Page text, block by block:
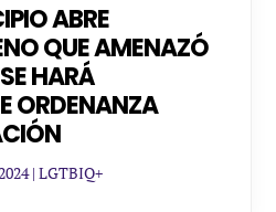
ABRE
QUE AMENAZÓ
HARÁ
ORDENANZA
| LGTBIQ+